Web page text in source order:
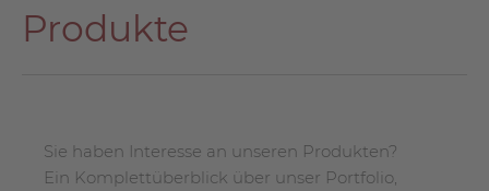
Produkte
Sie haben Interesse an unseren Produkten?
Ein Komplettüberblick über unser Portfolio,